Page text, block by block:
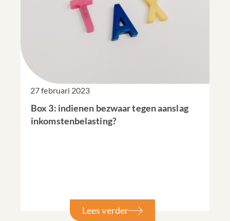
27 februari 2023
Box 3: indienen bezwaar tegen aanslag
inkomstenbelasting?
Lees verder